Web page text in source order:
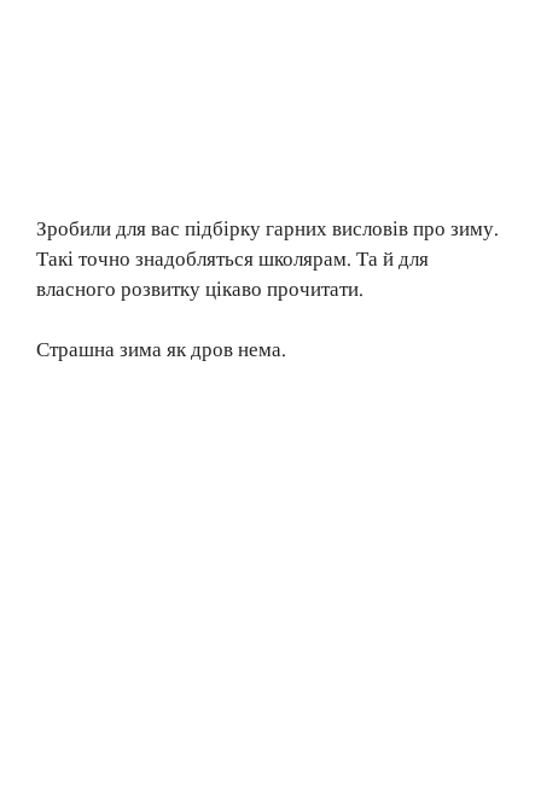
Зробили для вас підбірку гарних висловів про зиму.
Такі точно знадобляться школярам. Та й для
власного розвитку цікаво прочитати.
Страшна зима як дров нема.